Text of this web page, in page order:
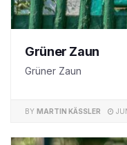
Grüner Zaun
Grüner Zaun
BY MARTIN KÄSSLER